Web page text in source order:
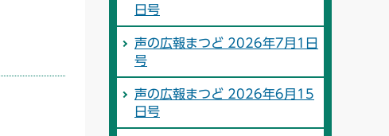
日号
声の広報まつど 2026年7月1日
号
声の広報まつど 2026年6月15
日号